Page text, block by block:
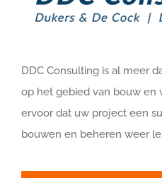
DDC Consulting is al meer
op het gebied van bouw en
ervoor dat uw project een
bouwen en beheren weer